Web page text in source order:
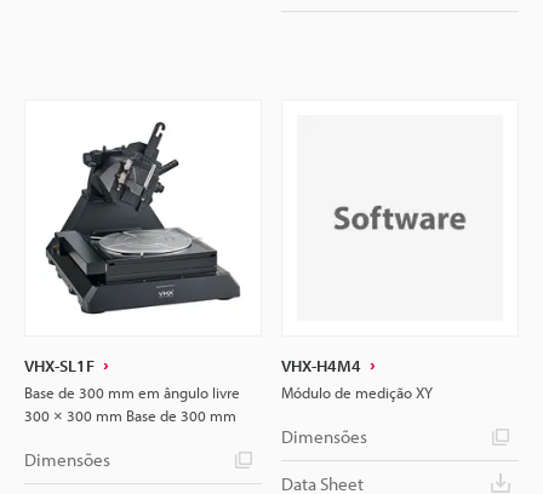
VHX-SL1F
Base de 300 mm em ângulo livre
300 × 300 mm Base de 300 mm
Dimensões
VHX-H4M4
Módulo de medição XY
Dimensões
Data Sheet